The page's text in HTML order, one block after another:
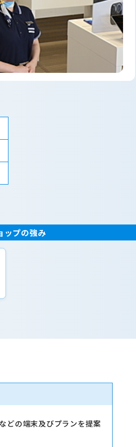
ップの強み
どの端末及びプランを提案